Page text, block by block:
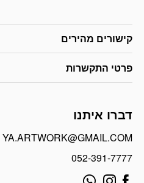
קישורים מהירים
פרטי התקשרות
דברו איתנו
YA.ARTWORK@GMAIL.COM
052-391-7777